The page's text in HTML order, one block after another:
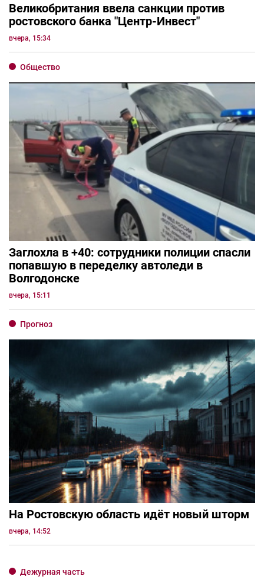
Великобритания ввела санкции против
ростовского банка "Центр-Инвест"
вчера, 15:34
Общество
Заглохла в +40: сотрудники полиции спасли
попавшую в переделку автоледи в
Волгодонске
вчера, 15:11
Прогноз
На Ростовскую область идёт новый шторм
вчера, 14:52
Дежурная часть